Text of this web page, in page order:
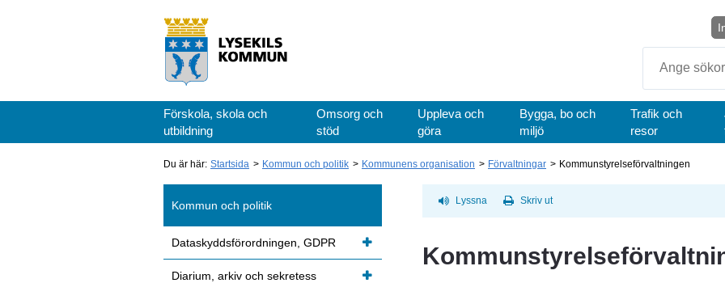
Förskola, skola och
utbildning
Omsorg och
stöd
Uppleva och
göra
Bygga, bo och
miljö
Trafik och
resor
Du är här: Startsida Kommun och politik Kommunens organisation Förvaltningar Kommunstyrelseförvaltningen
Lyssna Skriv ut
Kommun och politik
Dataskyddsförordningen, GDPR
Diarium, arkiv och sekretess